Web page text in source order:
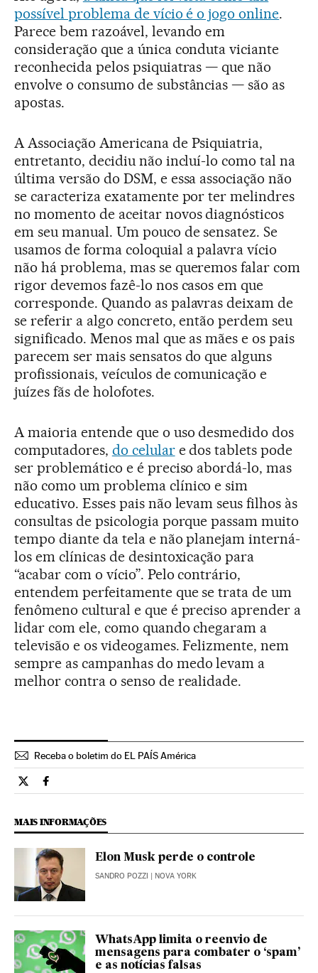
possível problema de vício é o jogo online.
Parece bem razoável, levando em
consideração que a única conduta viciante
reconhecida pelos psiquiatras — que não
envolve o consumo de substâncias — são as
apostas.
A Associação Americana de Psiquiatria,
entretanto, decidiu não incluí-lo como tal na
última versão do DSM, e essa associação não
se caracteriza exatamente por ter melindres
no momento de aceitar novos diagnósticos
em seu manual. Um pouco de sensatez. Se
usamos de forma coloquial a palavra vício
não há problema, mas se queremos falar com
rigor devemos fazê-lo nos casos em que
corresponde. Quando as palavras deixam de
se referir a algo concreto, então perdem seu
significado. Menos mal que as mães e os pais
parecem ser mais sensatos do que alguns
profissionais, veículos de comunicação e
juízes fãs de holofotes.
A maioria entende que o uso desmedido dos
computadores, do celulare dos tablets pode
ser problemático e é preciso abordá-lo, mas
não como um problema clínico e sim
educativo. Esses pais não levam seus filhos às
consultas de psicologia porque passam muito
tempo diante da tela e não planejam interná-
los em clínicas de desintoxicação para
“acabar com o vício”. Pelo contrário,
entendem perfeitamente que se trata de um
fenômeno cultural e que é preciso aprender a
lidar com ele, como quando chegaram a
televisão e os videogames. Felizmente, nem
sempre as campanhas do medo levam a
melhor contra o senso de realidade.
Receba o boletim do EL PAÍS América
Tecnologia El País Brasil en Twitter
Tecnologia El País Brasil en Facebook
MAIS INFORMAÇÕES
Elon Musk perde o controle
SANDRO POZZI | NOVA YORK
WhatsApp limita o reenvio de
mensagens para combater o ‘spam’
e as notícias falsas